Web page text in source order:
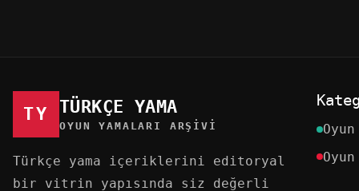
TY TÜRKÇE YAMA
OYUN YAMALARI ARŞIVI
Türkçe yama içeriklerini editoryal
bir vitrin yapısında siz değerli